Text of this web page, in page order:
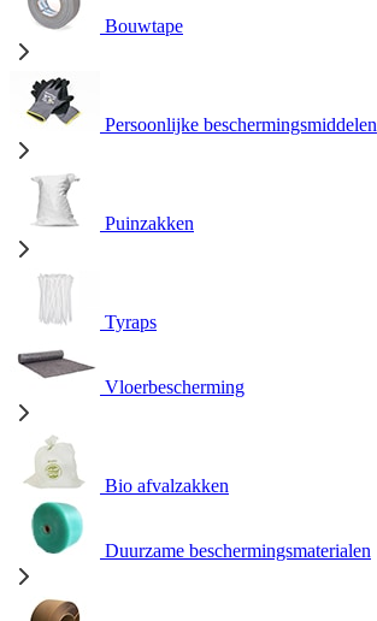
Bouwtape
Persoonlijke beschermingsmiddelen
Puinzakken
Tyraps
Vloerbescherming
Bio afvalzakken
Duurzame beschermingsmaterialen